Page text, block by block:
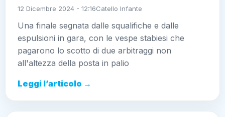
12 Dicembre 2024 - 12:16Catello Infante
Una finale segnata dalle squalifiche e dalle
espulsioni in gara, con le vespe stabiesi che
pagarono lo scotto di due arbitraggi non
all'altezza della posta in palio
Leggi l’articolo →